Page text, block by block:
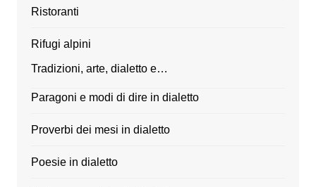
Ristoranti
Rifugi alpini
Tradizioni, arte, dialetto e…
Paragoni e modi di dire in dialetto
Proverbi dei mesi in dialetto
Poesie in dialetto